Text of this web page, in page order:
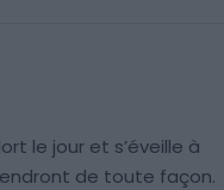
le jour et s’éveille à
de toute façon.